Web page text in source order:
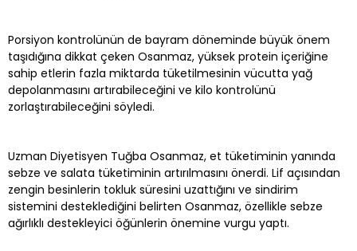
Porsiyon kontrolünün de bayram döneminde büyük önem
taşıdığına dikkat çeken Osanmaz, yüksek protein içeriğine
sahip etlerin fazla miktarda tüketilmesinin vücutta yağ
depolanmasını artırabileceğini ve kilo kontrolünü
zorlaştırabileceğini söyledi.
Uzman Diyetisyen Tuğba Osanmaz, et tüketiminin yanında
sebze ve salata tüketiminin artırılmasını önerdi. Lif açısından
zengin besinlerin tokluk süresini uzattığını ve sindirim
sistemini desteklediğini belirten Osanmaz, özellikle sebze
ağırlıklı destekleyici öğünlerin önemine vurgu yaptı.